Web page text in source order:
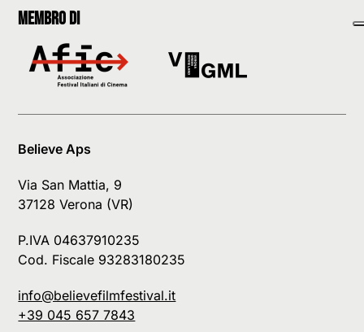
Membro di
Believe Aps
Via San Mattia, 9
37128 Verona (VR)
P.IVA 04637910235
Cod. Fiscale 93283180235
info@believefilmfestival.it
+39 045 657 7843